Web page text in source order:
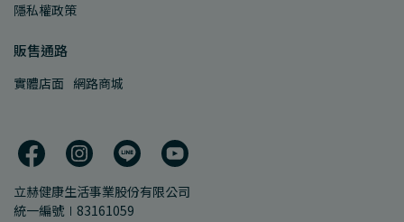
隱私權政策
販售通路
實體店面 網路商城
立赫健康生活事業股份有限公司
統一編號∣83161059